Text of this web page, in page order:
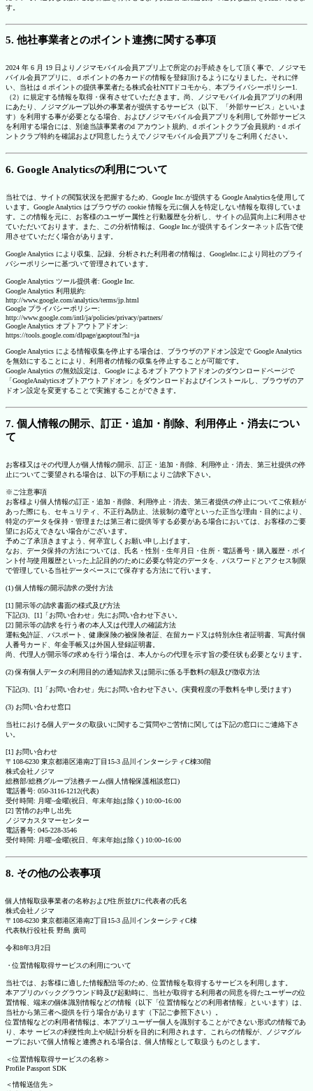
す。
5. 他社事業者とのポイント連携に関する事項
2024 年 6 月 19 日よりノジマモバイル会員アプリ上で所定のお手続きをして頂く事で、ノジマモ
バイル会員アプリに、ｄポイントの各カードの情報を登録頂けるようになりました。それに伴
い、当社は d ポイントの提供事業者たる株式会社NTTドコモから、本プライバシーポリシー1.
（2）に規定する情報を取得・保有させていただきます。尚、ノジマモバイル会員アプリの利用
にあたり、ノジマグループ以外の事業者が提供するサービス（以下、「外部サービス」といいま
す）を利用する事が必要となる場合、およびノジマモバイル会員アプリを利用して外部サービス
を利用する場合には、別途当該事業者のd アカウント規約、d ポイントクラブ会員規約・d ポイ
ントクラブ特約を確認および同意したうえでノジマモバイル会員アプリをご利用ください。
6. Google Analyticsの利用について
当社では、サイトの閲覧状況を把握するため、Google Inc.が提供する Google Analyticsを使用して
います。Google Analytics はブラウザの cookie 情報を元に個人を特定しない情報を取得していま
す。この情報を元に、お客様のユーザー属性と行動履歴を分析し、サイトの品質向上に利用させ
ていただいております。また、この分析情報は、Google Inc.が提供するインターネット広告で使
用させていただく場合があります。
Google Analytics により収集、記録、分析された利用者の情報は、GoogleInc.により同社のプライ
バシーポリシーに基づいて管理されています。
Google Analytics ツール提供者: Google Inc.
Google Analytics 利用規約:
http://www.google.com/analytics/terms/jp.html
Google プライバシーポリシー:
http://www.google.com/intl/ja/policies/privacy/partners/
Google Analytics オプトアウトアドオン:
https://tools.google.com/dlpage/gaoptout?hl=ja
Google Analytics による情報収集を停止する場合は、ブラウザのアドオン設定で Google Analytics
を無効にすることにより、利用者の情報の収集を停止することが可能です。
Google Analytics の無効設定は、Google によるオプトアウトアドオンのダウンロードページで
「GoogleAnalyticsオプトアウトアドオン」をダウンロードおよびインストールし、ブラウザのア
ドオン設定を変更することで実施することができます。
7. 個人情報の開示、訂正・追加・削除、利用停止・消去につい
て
お客様又はその代理人が個人情報の開示、訂正・追加・削除、利用停止・消去、第三社提供の停
止についてご要望される場合は、以下の手順によりご請求下さい。
※ご注意事項
お客様より個人情報の訂正・追加・削除、利用停止・消去、第三者提供の停止についてご依頼が
あった際にも、セキュリティ、不正行為防止、法規制の遵守といった正当な理由・目的により、
特定のデータを保持・管理または第三者に提供等する必要がある場合においては、お客様のご要
望にお応えできない場合がございます。
予めご了承頂きますよう、何卒宜しくお願い申し上げます。
なお、データ保持の方法については、氏名・性別・生年月日・住所・電話番号・購入履歴・ポイ
ント付与使用履歴といった上記目的のために必要な特定のデータを、パスワードとアクセス制限
で管理している当社データベースにて保存する方法にて行います。
(1) 個人情報の開示請求の受付方法
[1] 開示等の請求書面の様式及び方法
下記(3)、[1]「お問い合わせ」先にお問い合わせ下さい。
[2] 開示等の請求を行う者の本人又は代理人の確認方法
運転免許証、パスポート、健康保険の被保険者証、在留カード又は特別永住者証明書、写真付個
人番号カード、年金手帳又は外国人登録証明書。
尚、代理人が開示等の求めを行う場合は、本人からの代理を示す旨の委任状も必要となります。
(2) 保有個人データの利用目的の通知請求又は開示に係る手数料の額及び徴収方法
下記(3)、[1]「お問い合わせ」先にお問い合わせ下さい。(実費程度の手数料を申し受けます)
(3) お問い合わせ窓口
当社における個人データの取扱いに関するご質問やご苦情に関しては下記の窓口にご連絡下さ
い。
[1] お問い合わせ
〒108-6230 東京都港区港南2丁目15-3 品川インターシティC棟30階
株式会社ノジマ
総務部/総務グループ法務チーム(個人情報保護相談窓口)
電話番号: 050-3116-1212(代表)
受付時間: 月曜~金曜(祝日、年末年始は除く) 10:00~16:00
[2] 苦情のお申し出先
ノジマカスタマーセンター
電話番号: 045-228-3546
受付時間: 月曜~金曜(祝日、年末年始は除く) 10:00~16:00
8. その他の公表事項
個人情報取扱事業者の名称および住所並びに代表者の氏名
株式会社ノジマ
〒108-6230 東京都港区港南2丁目15-3 品川インターシティC棟
代表執行役社長 野島 廣司
令和8年3月2日
・位置情報取得サービスの利用について
当社では、お客様に適した情報配信等のため、位置情報を取得するサービスを利用します。
本アプリのバックグラウンド時及び起動時に、当社が取得する利用者の同意を得たユーザーの位
置情報、端末の個体識別情報などの情報（以下「位置情報などの利用者情報」といいます）は、
当社から第三者へ提供を行う場合があります（下記ご参照下さい）。
位置情報などの利用者情報は、本アプリユーザー個人を識別することができない形式の情報であ
り、本サ ービスの利便性向上や統計分析を目的に利用されます。これらの情報が、ノジマグル
ープにおいて個人情報と連携される場合は、個人情報として取扱うものとします。
＜位置情報取得サービスの名称＞
Profile Passport SDK
＜情報送信先＞